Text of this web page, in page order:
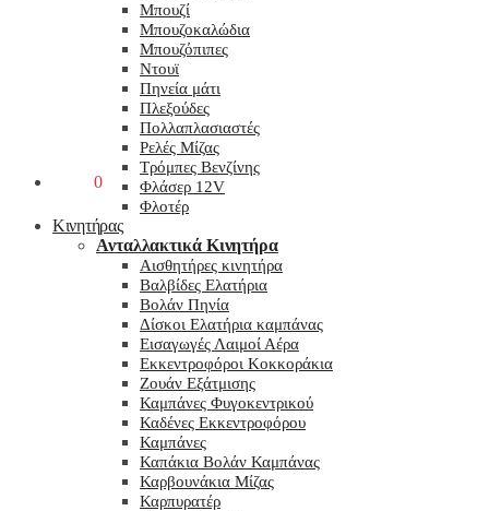
0
Μπουζί
Μπουζοκαλώδια
Μπουζόπιπες
Ντουϊ
Πηνεία μάτι
Πλεξούδες
Πολλαπλασιαστές
Ρελές Μίζας
Τρόμπες Βενζίνης
Φλάσερ 12V
Φλοτέρ
Κινητήρας
Ανταλλακτικά Κινητήρα
Αισθητήρες κινητήρα
Βαλβίδες Ελατήρια
Βολάν Πηνία
Δίσκοι Ελατήρια καμπάνας
Εισαγωγές Λαιμοί Αέρα
Εκκεντροφόροι Κοκκοράκια
Ζουάν Εξάτμισης
Καμπάνες Φυγοκεντρικού
Καδένες Εκκεντροφόρου
Καμπάνες
Καπάκια Βολάν Καμπάνας
Καρβουνάκια Μίζας
Καρπυρατέρ